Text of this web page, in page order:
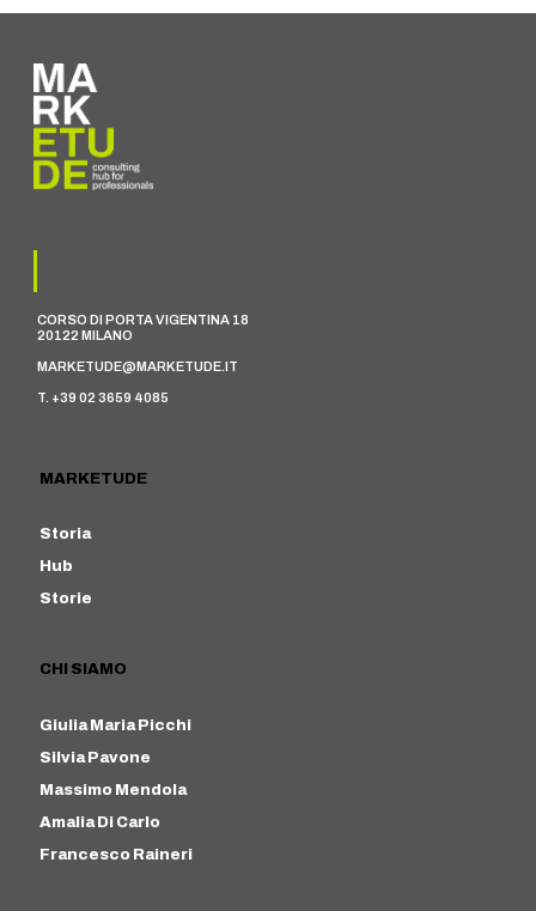
CORSO DI PORTA VIGENTINA 18
20122 MILANO
MARKETUDE@MARKETUDE.IT
T. +39 02 3659 4085
MARKETUDE
Storia
Hub
Storie
CHI SIAMO
Giulia Maria Picchi
Silvia Pavone
Massimo Mendola
Amalia Di Carlo
Francesco Raineri